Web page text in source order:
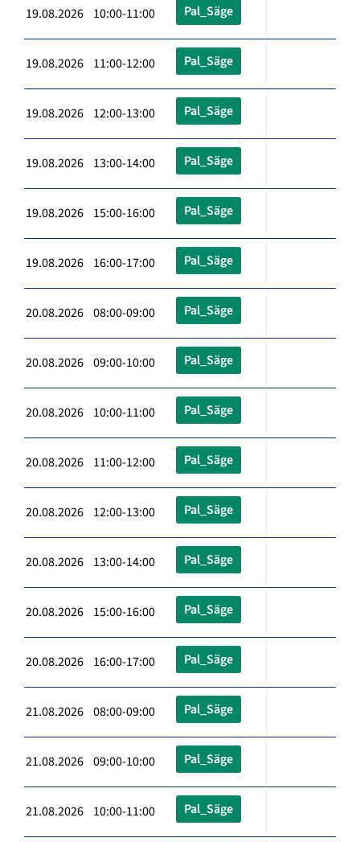
19.08.2026 10:00-11:00 Pal_Säge
19.08.2026 11:00-12:00 Pal_Säge
19.08.2026 12:00-13:00 Pal_Säge
19.08.2026 13:00-14:00 Pal_Säge
19.08.2026 15:00-16:00 Pal_Säge
19.08.2026 16:00-17:00 Pal_Säge
20.08.2026 08:00-09:00 Pal_Säge
20.08.2026 09:00-10:00 Pal_Säge
20.08.2026 10:00-11:00 Pal_Säge
20.08.2026 11:00-12:00 Pal_Säge
20.08.2026 12:00-13:00 Pal_Säge
20.08.2026 13:00-14:00 Pal_Säge
20.08.2026 15:00-16:00 Pal_Säge
20.08.2026 16:00-17:00 Pal_Säge
21.08.2026 08:00-09:00 Pal_Säge
21.08.2026 09:00-10:00 Pal_Säge
21.08.2026 10:00-11:00 Pal_Säge